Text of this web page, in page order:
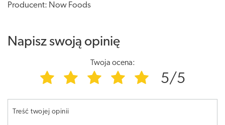
Producent: Now Foods
Napisz swoją opinię
Twoja ocena:
5/5
Treść twojej opinii